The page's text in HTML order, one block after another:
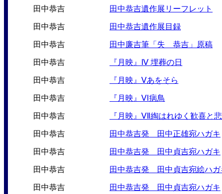
田中恭吉 田中恭吉遺作展リーフレット
田中恭吉 田中恭吉遺作展目録
田中恭吉 田中廉吉筆「失 恭吉」原稿
田中恭吉 『月映』Ⅳ 埋葬の日
田中恭吉 『月映』Ⅴあをそら
田中恭吉 『月映』ⅤⅠ病鳥
田中恭吉 『月映』ⅤⅡ綯はれゆく歓喜と
田中恭吉 田中恭吉発 田中正雄宛ハガキ
田中恭吉 田中恭吉発 田中貞吉宛ハガキ
田中恭吉 田中恭吉発 田中貞吉宛絵ハガ
田中恭吉 田中恭吉発 田中貞吉宛ハガキ